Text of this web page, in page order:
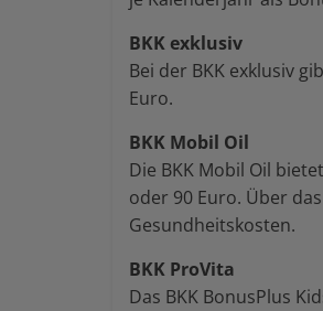
BKK exklusiv
Bei der BKK exklusiv
Euro.
BKK Mobil Oil
Die BKK Mobil Oil
oder 90 Euro. Über
Gesundheitskosten.
BKK ProVita
Das BKK BonusPlus